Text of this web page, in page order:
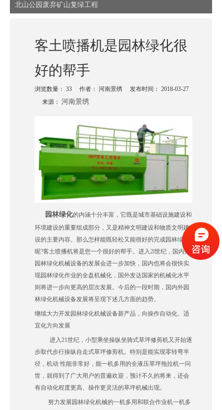
北山公园废弃矿山复绿工程
客土喷播机是园林绿化很
好的帮手
浏览数量： 33 作者： 河南景绣 发布时间： 2018-03-27
来源： 河南景绣
园林绿化的内涵十分丰富，它既是城市基础设施建设和
环境建设的重要组成部分，又是精神文明建设和物质文明建
设的主要内容。那么怎样能既轻松又能很好的完成园林绿化
呢?客土喷播机将是您一个很好的帮手。进入2l世纪，国内外
园林绿化机械设备的发展会进一步加快，国内也将会很快实
现园林绿化作业的全盘机械化，国外发达国家的机械化水平
则将进一步向更高的层次发展。今后的一段时期，国内外园
林绿化机械设备发展将呈现下述几方面的趋势。
继续大力开发园林绿化机械设备新产品，向操作自动化、适
宜化方向发展
进入21世纪，小型乘坐操纵坐骑式草坪修剪机又开始逐
步取代步行操纵自走式草坪修剪机。特别是能实现零转弯半
径，机动 性能非常好，能一机多用的全液压草坪拖拉机一问
世，就得到了广大用户的普遍欢迎，预计不久的将来，还会
有自动化程度更高、操作更灵活的草坪机械出现。
努力发展园林绿化机械的一机多用和联合作业机一机多